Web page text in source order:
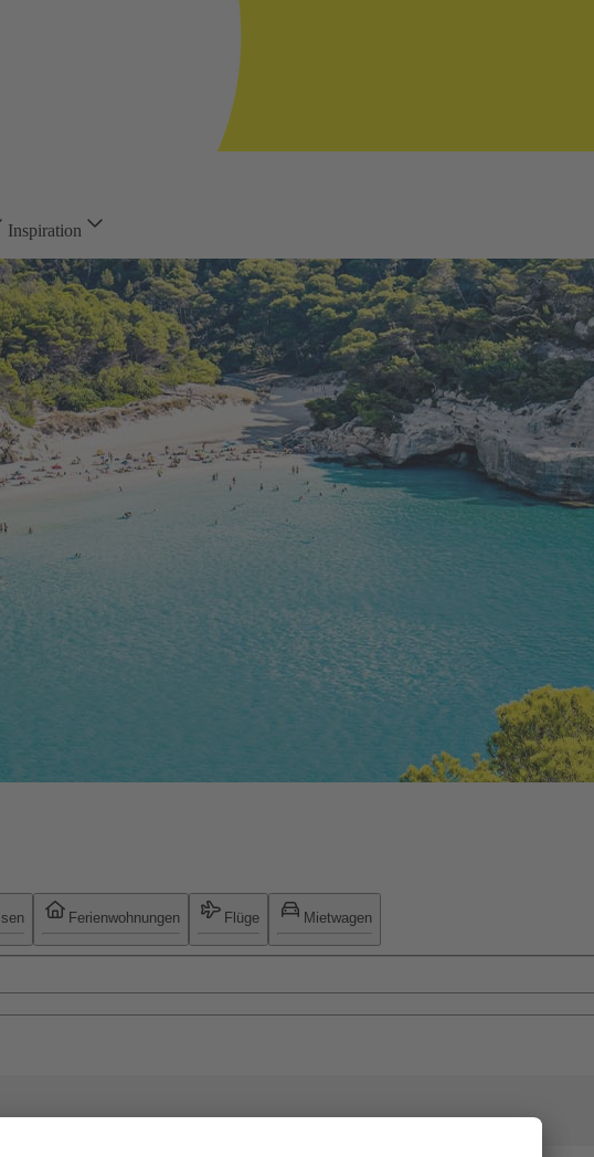
Inspiration
Ferienwohnungen Flüge Mietwagen